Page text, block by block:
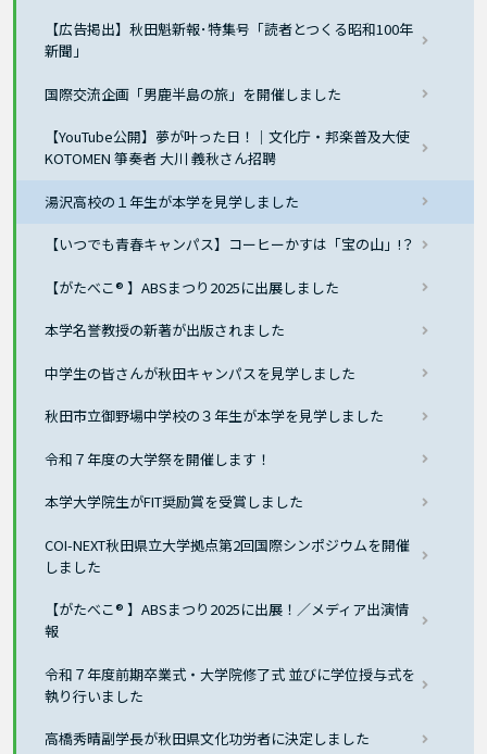
【広告掲出】秋田魁新報･特集号「読者とつくる昭和100年
新聞」
国際交流企画「男鹿半島の旅」を開催しました
【YouTube公開】夢が叶った日！｜文化庁・邦楽普及大使
KOTOMEN 箏奏者 大川 義秋さん招聘
湯沢高校の１年生が本学を見学しました
【いつでも青春キャンパス】コーヒーかすは「宝の山」!？
【がたべこ® 】ABSまつり2025に出展しました
本学名誉教授の新著が出版されました
中学生の皆さんが秋田キャンパスを見学しました
秋田市立御野場中学校の３年生が本学を見学しました
令和７年度の大学祭を開催します！
本学大学院生がFIT奨励賞を受賞しました
COI-NEXT秋田県立大学拠点第2回国際シンポジウムを開催
しました
【がたべこ® 】ABSまつり2025に出展！／メディア出演情
報
令和７年度前期卒業式・大学院修了式 並びに学位授与式を
執り行いました
高橋秀晴副学長が秋田県文化功労者に決定しました